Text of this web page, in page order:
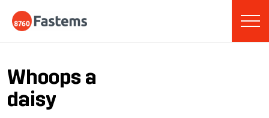
content
Whoops a
daisy